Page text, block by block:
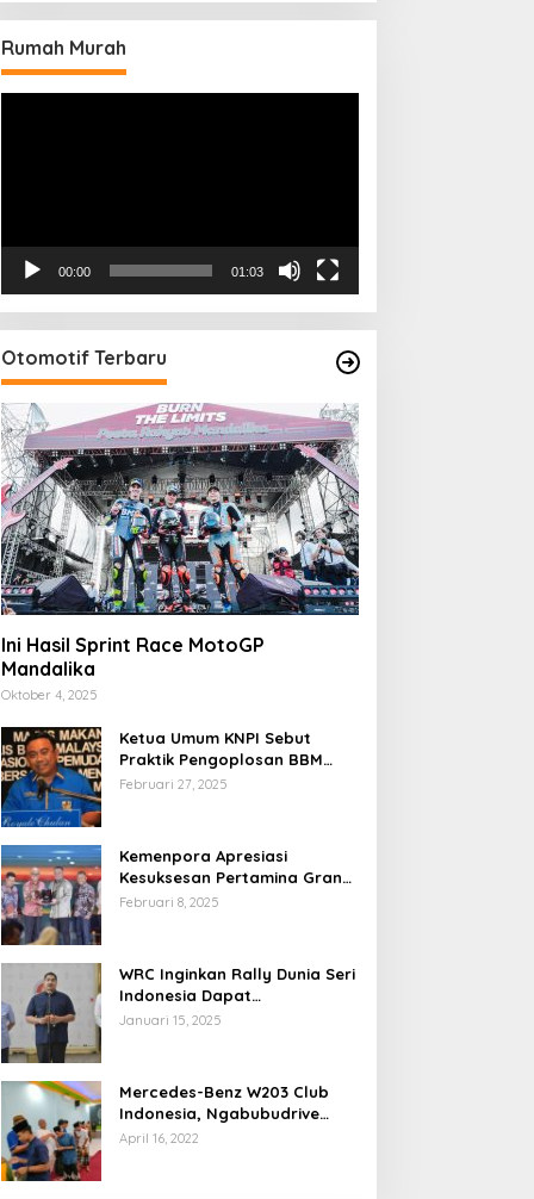
Rumah Murah
00:00 01:03
Otomotif Terbaru
Ini Hasil Sprint Race MotoGP
Mandalika
Oktober 4, 2025
Ketua Umum KNPI Sebut
Praktik Pengoplosan BBM
Cederai Kepercayaan
Februari 27, 2025
Kemenpora Apresiasi
Kesuksesan Pertamina Grand
Prix of Indonesia 2024
Februari 8, 2025
WRC Inginkan Rally Dunia Seri
Indonesia Dapat
Terselenggara 2026
Januari 15, 2025
Mercedes-Benz W203 Club
Indonesia, Ngabubudrive
Ramadhan 2022
April 16, 2022